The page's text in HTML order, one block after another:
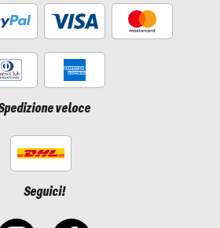
veloce
Seguici!